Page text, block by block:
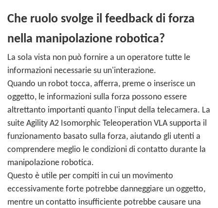
Che ruolo svolge il feedback di forza
nella manipolazione robotica?
La sola vista non può fornire a un operatore tutte le
informazioni necessarie su un'interazione.
Quando un robot tocca, afferra, preme o inserisce un
oggetto, le informazioni sulla forza possono essere
altrettanto importanti quanto l'input della telecamera. La
suite Agility A2 Isomorphic Teleoperation VLA supporta il
funzionamento basato sulla forza, aiutando gli utenti a
comprendere meglio le condizioni di contatto durante la
manipolazione robotica.
Questo è utile per compiti in cui un movimento
eccessivamente forte potrebbe danneggiare un oggetto,
mentre un contatto insufficiente potrebbe causare una